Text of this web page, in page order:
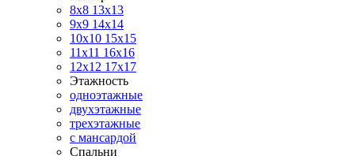
8х8 13х13
9х9 14х14
10х10 15х15
11x11 16х16
12х12 17х17
Этажность
одноэтажные
двухэтажные
трехэтажные
с мансардой
Спальни